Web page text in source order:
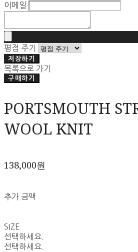
이메일
평점 주기
저장하기
목록으로 가기
구매하기
PORTSMOUTH
WOOL KNIT
138,000원
추가 금액
SIZE
선택하세요.
선택하세요.